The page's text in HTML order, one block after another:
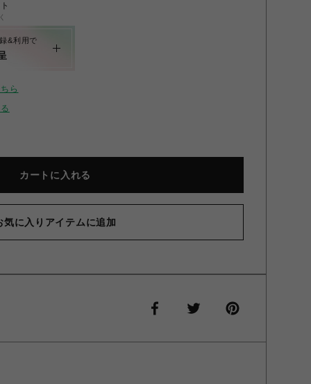
&利用で
ら
カートに入れる
気に入りアイテムに追加